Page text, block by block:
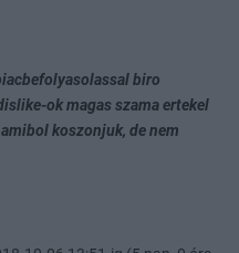
biro
ok magas szama ertekel
koszonjuk, de nem